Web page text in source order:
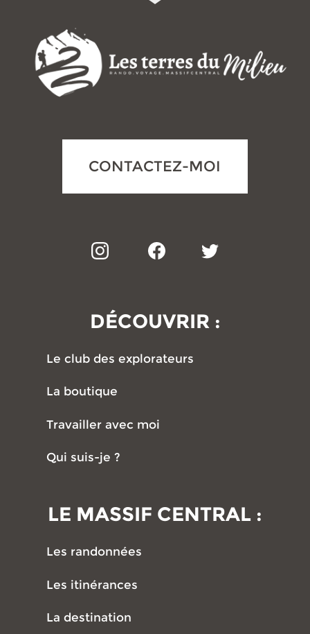
CONTACTEZ-MOI
DÉCOUVRIR :
Le club des explorateurs
La boutique
Travailler avec moi
Qui suis-je ?
LE MASSIF CENTRAL :
Les randonnées
Les itinérances
La destination